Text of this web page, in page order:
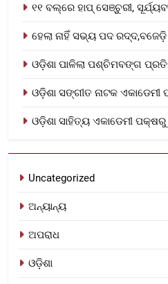
୧୧ ବଲ୍‌ରେ ହାପ୍ ସେଞ୍ଚୁରୀ,
ହେଲା ନାହିଁ ସଭ୍ୟ ପଦ
ଓଡ଼ିଶା ପାଳିଲା ପଶ୍ଚିମବଙ୍ଗ
ଓଡ଼ିଶା ସଙ୍ଗୀତ ନାଟକ
ଓଡ଼ିଶା ସାହିତ୍ୟ ଏକାଡେମୀ
Uncategorized
ଅନ୍ୟାନ୍ୟ
ଅପରାଧ
ଓଡ଼ିଶା